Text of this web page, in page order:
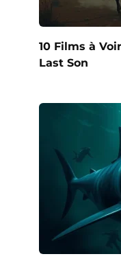
10 Films à
Last Son